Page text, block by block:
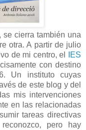
se cierra también una
otra. A partir de julio
de mi centro, el
IES
con destino
Un instituto cuyas
de este blog y del
mis intervenciones
en las relacionadas
tareas directivas
pero hay